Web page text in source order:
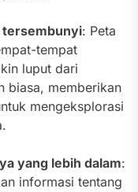
tersembunyi: Peta
tempat
luput dari
biasa, memberikan
mengeksplorasi
yang lebih dalam:
informasi tentang